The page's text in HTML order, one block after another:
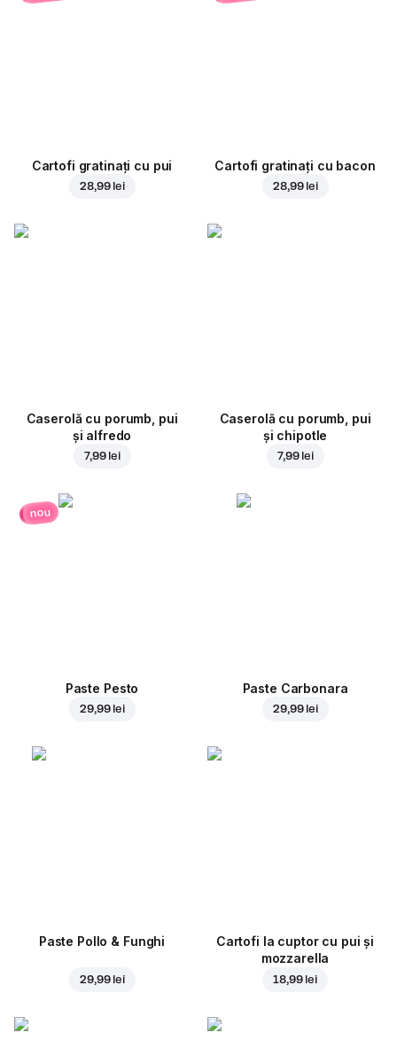
Cartofi gratinați cu pui
28,99 lei
Cartofi gratinați cu bacon
28,99 lei
Caserolă cu porumb, pui
și alfredo
7,99 lei
Caserolă cu porumb, pui
și chipotle
7,99 lei
nou
Paste Pesto
29,99 lei
Paste Carbonara
29,99 lei
Paste Pollo & Funghi
29,99 lei
Cartofi la cuptor cu pui și
mozzarella
18,99 lei